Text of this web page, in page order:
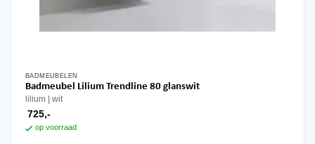
BADMEUBELEN
Badmeubel Lilium Trendline 80 glanswit
lilium wit
725,-
op voorraad